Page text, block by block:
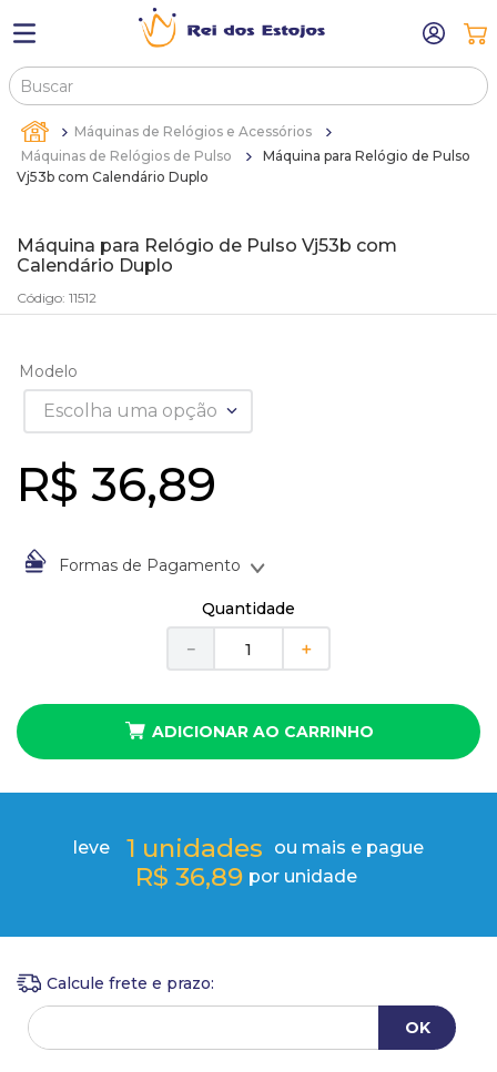
Buscar
Máquinas de Relógios e Acessórios
Máquinas de Relógios de Pulso
Máquina para Relógio de Pulso
Vj53b com Calendário Duplo
Máquina para Relógio de Pulso Vj53b com
Calendário Duplo
Código: 11512
Modelo
Escolha uma opção
R$ 36,89
Formas de Pagamento
sem juros
Quantidade
＋
－
ADICIONAR AO CARRINHO
leve 1 unidades ou mais e pague
R$ 36,89 por unidade
1º
máquina relógio pulso
7º
relogio
9
10